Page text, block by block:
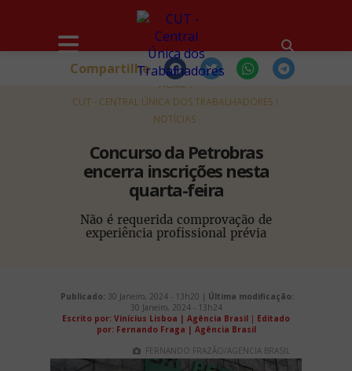
HOME
CUT - CENTRAL ÚNICA DOS TRABALHADORES
NOTÍCIAS
Concurso da Petrobras
encerra inscrições nesta
quarta-feira
Não é requerida comprovação de
experiência profissional prévia
Compartilhe
Publicado: 30 Janeiro, 2024 - 13h20 | Última modificação:
30 Janeiro, 2024 - 13h24
Escrito por: Vinícius Lisboa | Agência Brasil | Editado
por: Fernando Fraga | Agência Brasil
FERNANDO FRAZÃO/AGENCIA BRASIL